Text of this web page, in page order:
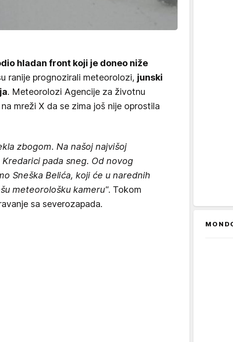
hladan front koji je doneo niže
ranije prognozirali meteorolozi, junski
. Meteorolozi Agencije za životnu
mreži X da se zima još nije oprostila
zbogom. Na našoj najvišoj
pada sneg. Od novog
Sneška Belića, koji će u narednih
meteorološku kameru". Tokom
sa severozapada.